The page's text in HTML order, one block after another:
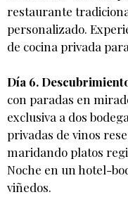
restaurante
personalizado.
de cocina privada
Día 6.
con paradas en
exclusiva a dos
privadas de vinos
maridando platos
Noche en un hotel-
viñedos.